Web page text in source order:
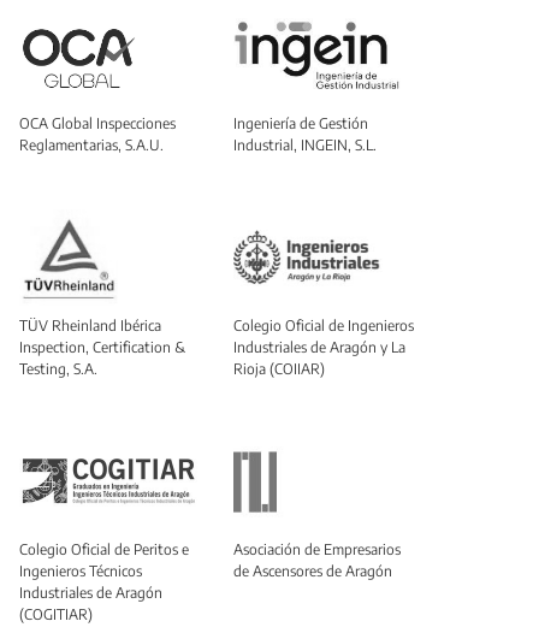
OCA Global Inspecciones
Reglamentarias, S.A.U.
Ingeniería de Gestión
Industrial, INGEIN, S.L.
TÜV Rheinland Ibérica
Inspection, Certification &
Testing, S.A.
Colegio Oficial de Ingenieros
Industriales de Aragón y La
Rioja (COIIAR)
Colegio Oficial de Peritos e
Ingenieros Técnicos
Industriales de Aragón
(COGITIAR)
Asociación de Empresarios
de Ascensores de Aragón